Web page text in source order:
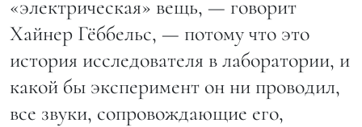
«электрическая» вещь, — говорит
Хайнер Гёббельс, — потому что это
история исследователя в лаборатории, и
какой бы эксперимент он ни проводил,
все звуки, сопровождающие его,